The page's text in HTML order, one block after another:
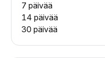
7 päivää
14 päivää
30 päivää